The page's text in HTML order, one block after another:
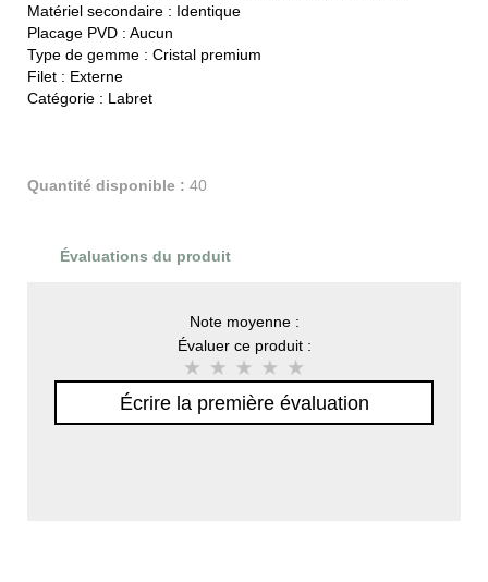
Matériel secondaire : Identique
Placage PVD : Aucun
Type de gemme : Cristal premium
Filet : Externe
Catégorie : Labret
Quantité disponible : 40
Évaluations du produit
Note moyenne :
Évaluer ce produit :
Écrire la première évaluation